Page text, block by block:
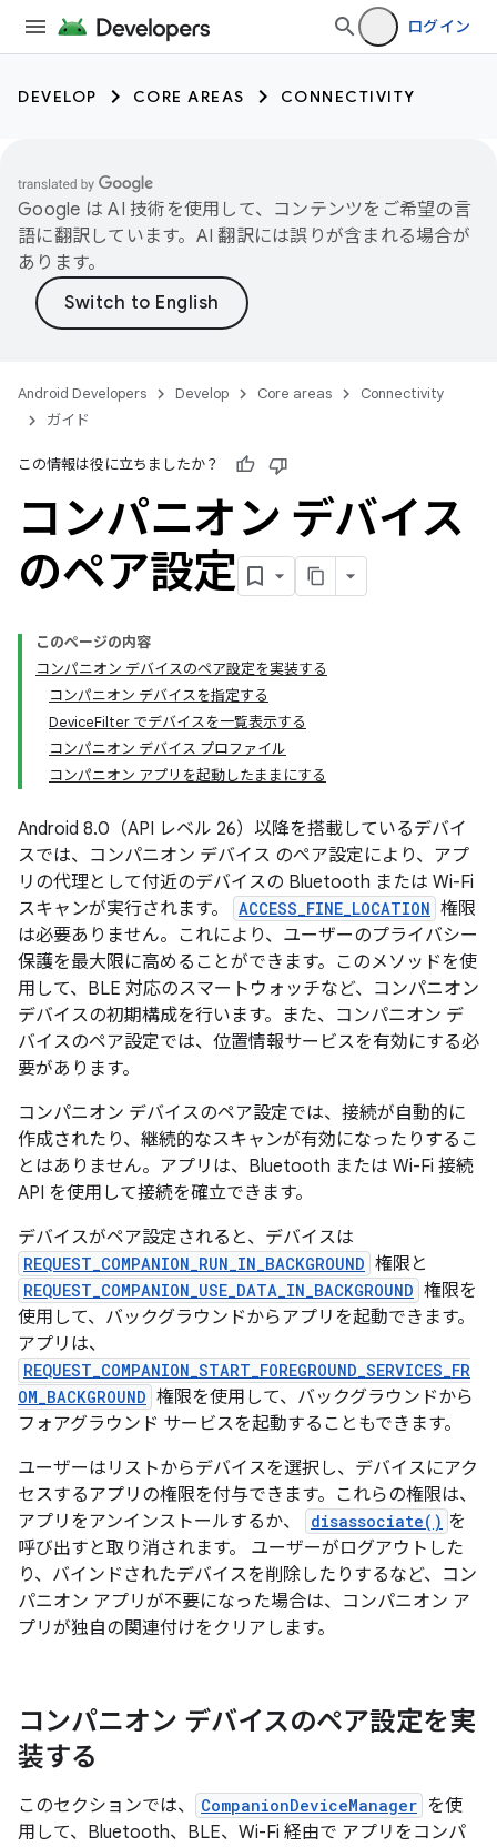
ログイン
DEVELOP CORE AREAS CONNECTIVITY
Google は AI 技術を使用して、コンテンツをご希望の言
語に翻訳しています。AI 翻訳には誤りが含まれる場合が
あります。
Android Developers Develop Core areas
Connectivity
ガイド
この情報は役に立ちましたか？
コンパニオン デバイス
のペア設定
このページの内容
コンパニオン デバイスのペア設定を実装する
コンパニオン デバイスを指定する
DeviceFilter でデバイスを一覧表示する
コンパニオン デバイス プロファイル
コンパニオン アプリを起動したままにする
Android 8.0（API レベル 26）以降を搭載しているデバイ
スでは、コンパニオン デバイス のペア設定により、アプ
リの代理として付近のデバイスの Bluetooth または Wi-Fi
スキャンが実行されます。
ACCESS_FINE_LOCATION 権限
は必要ありません。これにより、ユーザーのプライバシー
保護を最大限に高めることができます。このメソッドを使
用して、BLE 対応のスマートウォッチなど、コンパニオン
デバイスの初期構成を行います。また、コンパニオン デ
バイスのペア設定では、位置情報サービスを有効にする必
要があります。
コンパニオン デバイスのペア設定では、接続が自動的に
作成されたり、継続的なスキャンが有効になったりするこ
とはありません。アプリは、Bluetooth または Wi-Fi 接続
API を使用して接続を確立できます。
デバイスがペア設定されると、デバイスは
REQUEST_COMPANION_RUN_IN_BACKGROUND 権限と
REQUEST_COMPANION_USE_DATA_IN_BACKGROUND 権限を
使用して、バックグラウンドからアプリを起動できます。
アプリは、
REQUEST_COMPANION_START_FOREGROUND_SERVICES_FR
OM_BACKGROUND 権限を使用して、バックグラウンドから
フォアグラウンド サービスを起動することもできます。
ユーザーはリストからデバイスを選択し、デバイスにアク
セスするアプリの権限を付与できます。これらの権限は、
アプリをアンインストールするか、
disassociate() を
呼び出すと取り消されます。 ユーザーがログアウトした
り、バインドされたデバイスを削除したりするなど、コン
パニオン アプリが不要になった場合は、コンパニオン ア
プリが独自の関連付けをクリアします。
コンパニオン デバイスのペア設定を実
装する
このセクションでは、 CompanionDeviceManager を使
用して、Bluetooth、BLE、Wi-Fi 経由で アプリをコンパ